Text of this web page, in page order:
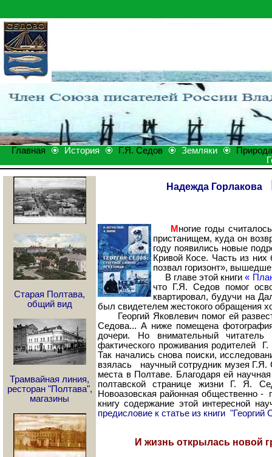
Главная История Г.Я. Седов Земляки
Природа
Старая Полтава,
общий вид
Трамвайная линия,
ресторан "Полтава",
магазины
Надежда Горлакова
М ногие годы
пристанищем, куда он
году появились новые
Кривой Косе. Часть из
позвал горизонт»,
В главе этой книги«
что Г.Я. Седов помог
квартировал, будучи на
был свидетелем жестокого обращения
Георгий Яковлевич помог ей
Седова... А ниже помещена
дочери. Но внимательный читатель
фактического проживания родителей
Так начались снова поиски,
взялась научный сотрудник музея Г.Я.
места в Полтаве. Благодаря ей
полтавской странице жизни Г. Я.
Новоазовская районная общественно -
книгу содержание этой интересной
предисловие к статье из книги
И жизнь открылась новой